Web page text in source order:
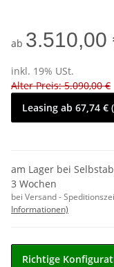
ab 3.510,00
inkl. 19% USt.
Alter Preis: 5.090,00 €
Leasing ab 67,74 €
am Lager bei
3 Wochen
bei Versand -
Informationen)
Richtige